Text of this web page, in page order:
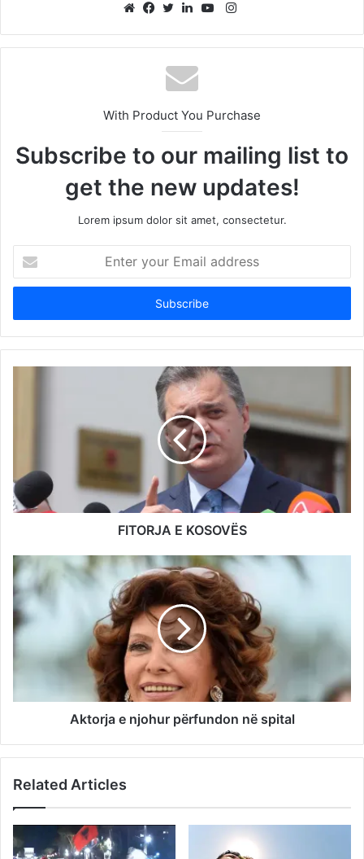
Instagram
With Product You Purchase
Subscribe to our mailing list to
get the new updates!
Lorem ipsum dolor sit amet, consectetur.
your
Email
FITORJA E KOSOVËS
Aktorja e njohur përfundon në spital
Related Articles